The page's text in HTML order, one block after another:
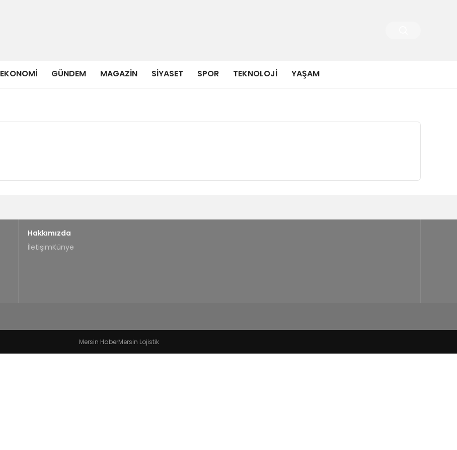
EKONOMI GÜNDEM MAGAZIN SIYASET SPOR TEKNOLOJI YAŞAM
Hakkımızda
İletişimKünye
Mersin HaberMersin Lojistik